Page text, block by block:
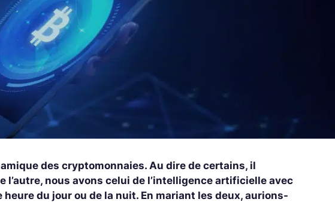
des cryptomonnaies. Au dire de certains, il
l’autre, nous avons celui de l’intelligence artificielle avec
du jour ou de la nuit. En mariant les deux, aurions-